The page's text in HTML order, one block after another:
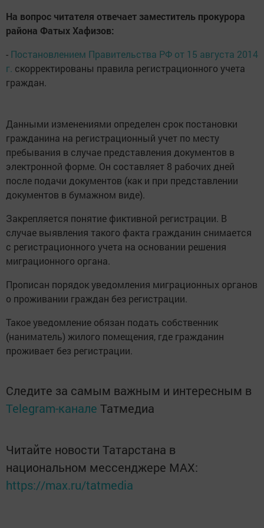
На вопрос читателя отвечает заместитель прокурора
района Фатых Хафизов:
- Постановлением Правительства РФ от 15 августа 2014
г. скорректированы правила регистрационного учета
граждан.
Данными изменениями определен срок постановки
гражданина на регистрационный учет по месту
пребывания в случае представления документов в
электронной форме. Он составляет 8 рабочих дней
после подачи документов (как и при представлении
документов в бумажном виде).
Закрепляется понятие фиктивной регистрации. В
случае выявления такого факта гражданин снимается
с регистрационного учета на основании решения
миграционного органа.
Прописан порядок уведомления миграционных органов
о проживании граждан без регистрации.
Такое уведомление обязан подать собственник
(наниматель) жилого помещения, где гражданин
проживает без регистрации.
Следите за самым важным и интересным в
Telegram-канале Татмедиа
Читайте новости Татарстана в
национальном мессенджере MАХ:
https://max.ru/tatmedia